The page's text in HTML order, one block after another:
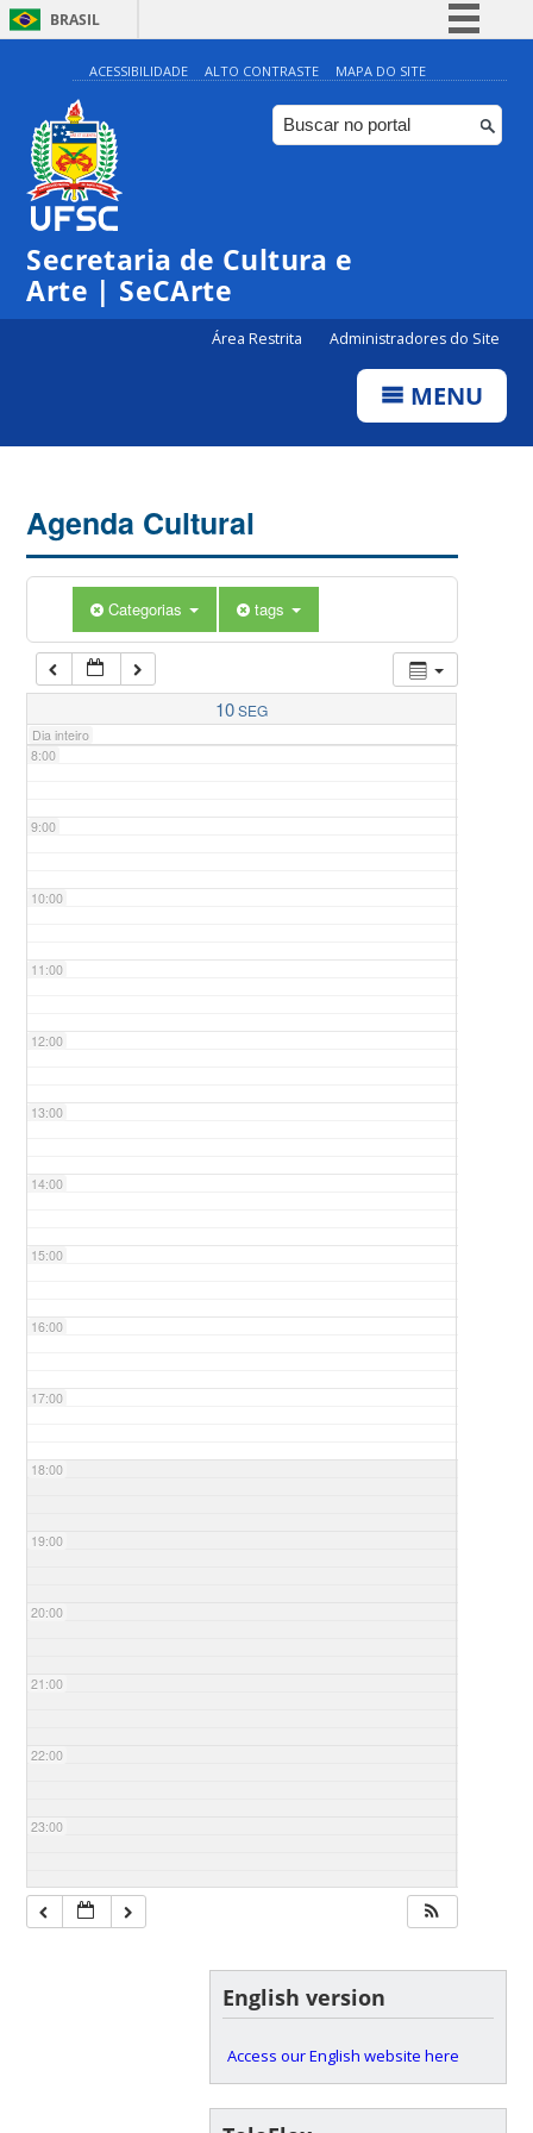
BRASIL
Simplifique!
Comunica BR
Participe
ACESSIBILIDADE ALTO CONTRASTE MAPA DO SITE
Secretaria de Cultura e
Arte | SeCArte
Área Restrita Administradores do Site
MENU
Agenda Cultural
Categorias tags
10SEG
Dia inteiro
0:00
1:00
5:00
7:00
8:00
9:00
10:00
11:00
12:00
13:00
14:00
15:00
16:00
17:00
18:00
19:00
20:00
21:00
22:00
23:00
English version
Access our English website here